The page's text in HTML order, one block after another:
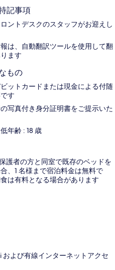
記事項
ントデスクのスタッフがお迎えし
は、自動翻訳ツールを使用して翻
ます
もの
ットカードまたは現金による付随
す
写真付き身分証明書をご提示いた
年齢 : 18 歳
護者の方と同室で既存のベッドを
、1 名様まで宿泊料金は無料で
は有料となる場合があります
および有線インターネットアクセ